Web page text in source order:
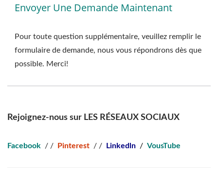
Envoyer Une Demande Maintenant
Pour toute question supplémentaire, veuillez remplir le
formulaire de demande, nous vous répondrons dès que
possible. Merci!
Rejoignez-nous sur LES RÉSEAUX SOCIAUX
Facebook / / Pinterest / / Linkedln / VousTube